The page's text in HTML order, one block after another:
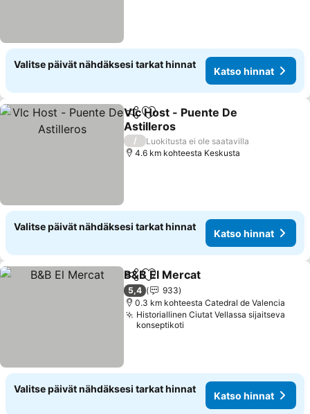
Valitse päivät nähdäksesi tarkat hinnat
Katso hinnat
Jaa Lisää suosikkeihin
Vlc Host - Puente De
Astilleros
Katso hinnat
/
Luokitusta ei ole saatavilla
4.6 km kohteesta Keskusta
Valitse päivät nähdäksesi tarkat hinnat
Katso hinnat
Jaa Lisää suosikkeihin
B&B El Mercat
5,4
933
0.3 km kohteesta Catedral de Valencia
Historiallinen Ciutat Vellassa sijaitseva
konseptikoti
Valitse päivät nähdäksesi tarkat hinnat
Katso hinnat